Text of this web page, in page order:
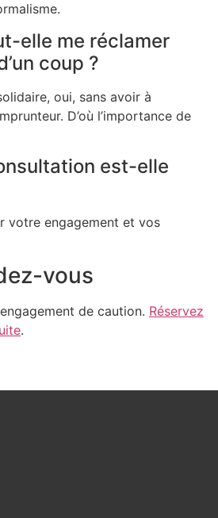
elle me réclamer
coup ?
oui, sans avoir à
D’où l’importance de
est-elle
votre engagement et vos
vous
de caution. Réservez
.